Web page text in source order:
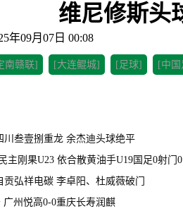
维尼修斯头
年09月07日 00:08
南赣联] [大连鲲城] [足球] [中国
川叁壹捌重龙 余杰迪头球绝平
主刚果U23 依合散黄油手U19国足0射门
弘祥电碳 李卓阳、杜威薇破门
广州悦高0-0重庆长寿润麒